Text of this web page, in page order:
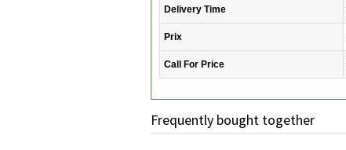
Delivery Time
Prix
Call For Price
Frequently bought together